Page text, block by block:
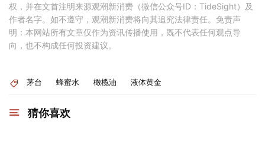
权，并在文首注明来源观潮新消费（微信公众号ID：TideSight）及
作者名字。如不遵守，观潮新消费将向其追究法律责任。免责声
明：本网站所有文章仅作为资讯传播使用，既不代表任何观点导
向，也不构成任何投资建议。
茅台 蜂蜜水 橄榄油 液体黄金
猜你喜欢